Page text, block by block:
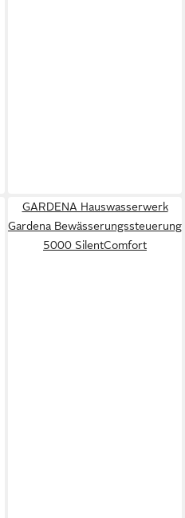
GARDENA Hauswasserwerk
Gardena Bewässerungssteuerung
5000 SilentComfort